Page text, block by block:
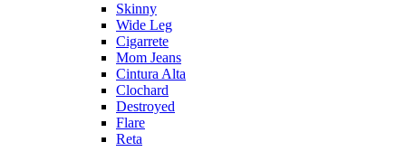
Skinny
Wide Leg
Cigarrete
Mom Jeans
Cintura Alta
Clochard
Destroyed
Flare
Reta